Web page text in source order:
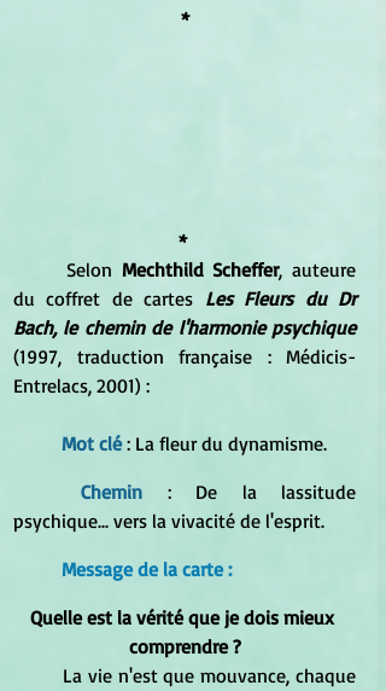
*
*
	Selon
Mechthild Scheffer, auteure
du coffret de cartes Les Fleurs du Dr
Bach, le chemin de l'harmonie psychique
(1997, traduction française : Médicis-
Entrelacs, 2001) :
Mot clé : La fleur du dynamisme.
Chemin : De la lassitude
psychique... vers la vivacité de l'esprit.
Message de la carte :
Quelle est la vérité que je dois mieux
comprendre ?